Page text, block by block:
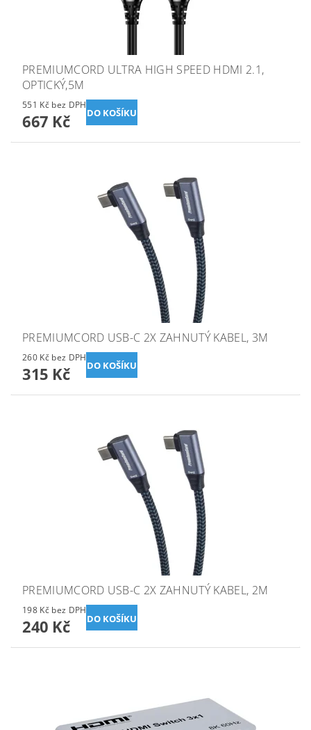
PREMIUMCORD ULTRA HIGH SPEED HDMI 2.1,
OPTICKÝ,5M
551 Kč bez DPH
667 Kč
PREMIUMCORD USB-C 2X ZAHNUTÝ KABEL, 3M
260 Kč bez DPH
315 Kč
PREMIUMCORD USB-C 2X ZAHNUTÝ KABEL, 2M
198 Kč bez DPH
240 Kč